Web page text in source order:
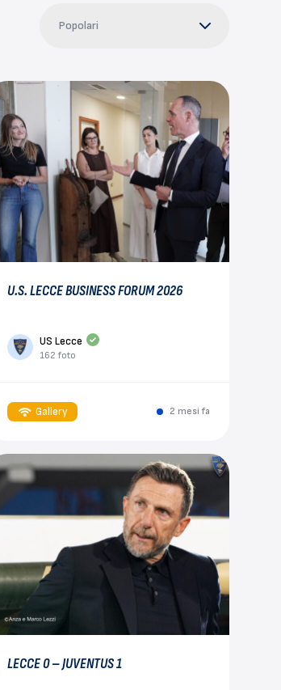
Popolari
U.S. LECCE BUSINESS FORUM 2026
US Lecce
162 foto
Gallery 2 mesi fa
LECCE 0 – JUVENTUS 1